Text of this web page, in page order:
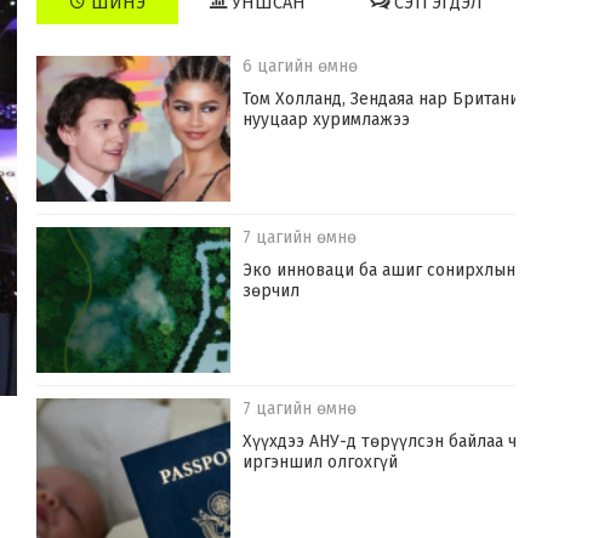
6 цагийн өмнө
Том Холланд, Зендаяа нар Британид
нууцаар хуримлажээ
7 цагийн өмнө
Эко инноваци ба ашиг сонирхлын
зөрчил
7 цагийн өмнө
Хүүхдээ АНУ-д төрүүлсэн байлаа ч
иргэншил олгохгүй